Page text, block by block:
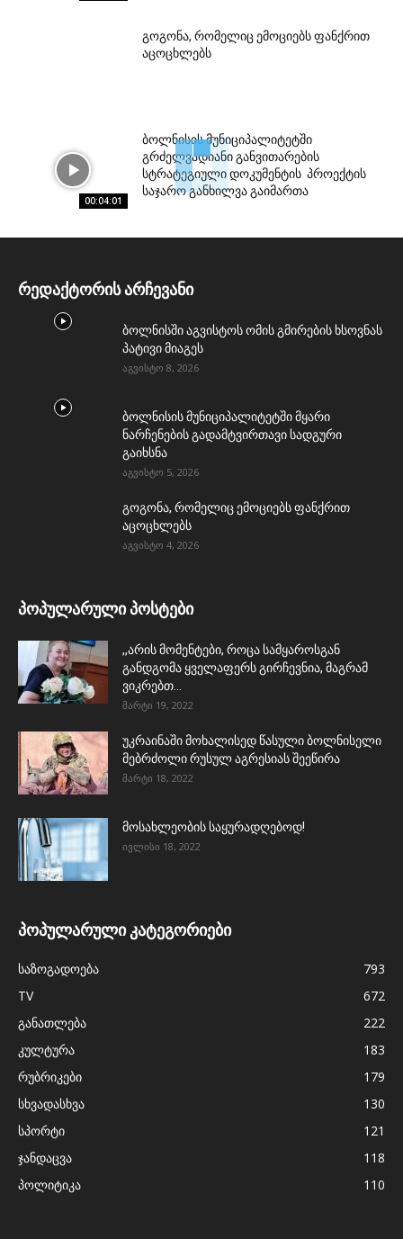
გოგონა, რომელიც ემოციებს ფანქრით
აცოცხლებს
00:04:01
ბოლნისის მუნიციპალიტეტში
გრძელვადიანი განვითარების
სტრატეგიული დოკუმენტის პროექტის
საჯარო განხილვა გაიმართა
რედაქტორის არჩევანი
ბოლნისში აგვისტოს ომის გმირების ხსოვნას
პატივი მიაგეს
აგვისტო 8, 2026
ბოლნისის მუნიციპალიტეტში მყარი
ნარჩენების გადამტვირთავი სადგური
გაიხსნა
აგვისტო 5, 2026
გოგონა, რომელიც ემოციებს ფანქრით
აცოცხლებს
აგვისტო 4, 2026
პოპულარული პოსტები
,,არის მომენტები, როცა სამყაროსგან
განდგომა ყველაფერს გირჩევნია, მაგრამ
ვიკრებთ...
მარტი 19, 2022
უკრაინაში მოხალისედ წასული ბოლნისელი
მებრძოლი რუსულ აგრესიას შეეწირა
მარტი 18, 2022
მოსახლეობის საყურადღებოდ!
ივლისი 18, 2022
პოპულარული კატეგორიები
საზოგადოება
793
TV
672
განათლება
222
კულტურა
183
რუბრიკები
179
სხვადასხვა
130
სპორტი
121
ჯანდაცვა
118
პოლიტიკა
110